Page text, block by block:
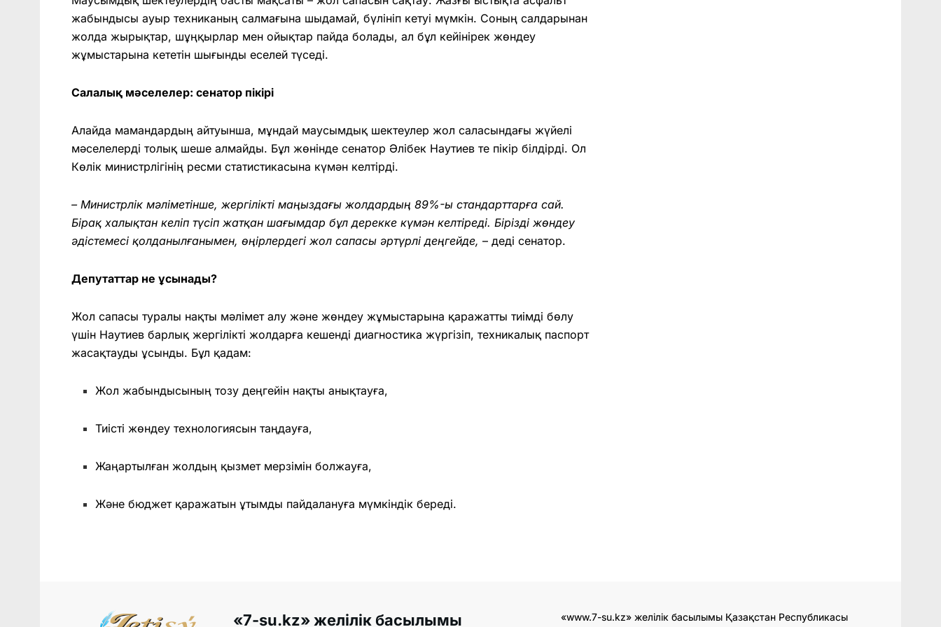
жабындысы ауыр техниканың салмағына шыдамай, бүлініп кетуі мүмкін. Соның салдарынан
жолда жырықтар, шұңқырлар мен ойықтар пайда болады, ал бұл кейінірек жөндеу
жұмыстарына кететін шығынды еселей түседі.
Салалық мәселелер: сенатор пікірі
Алайда мамандардың айтуынша, мұндай маусымдық шектеулер жол саласындағы жүйелі
мәселелерді толық шеше алмайды. Бұл жөнінде сенатор Әлібек Наутиев те пікір білдірді. Ол
Көлік министрлігінің ресми статистикасына күмән келтірді.
– Министрлік мәліметінше, жергілікті маңыздағы жолдардың 89%-ы стандарттарға сай.
Бірақ халықтан келіп түсіп жатқан шағымдар бұл дерекке күмән келтіреді. Бірізді жөндеу
әдістемесі қолданылғанымен, өңірлердегі жол сапасы әртүрлі деңгейде, – деді сенатор.
Депутаттар не ұсынады?
Жол сапасы туралы нақты мәлімет алу және жөндеу жұмыстарына қаражатты тиімді бөлу
үшін Наутиев барлық жергілікті жолдарға кешенді диагностика жүргізіп, техникалық паспорт
жасақтауды ұсынды. Бұл қадам:
Жол жабындысының тозу деңгейін нақты анықтауға,
Тиісті жөндеу технологиясын таңдауға,
Жаңартылған жолдың қызмет мерзімін болжауға,
Және бюджет қаражатын ұтымды пайдалануға мүмкіндік береді.
«7-su.kz» желілік басылымы
«www.7-su.kz» желілік басылымы Қазақстан Республикасы